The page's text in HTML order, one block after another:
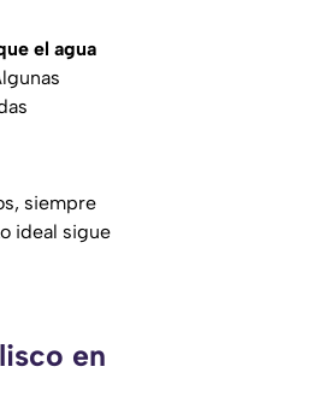
el agua
siempre
ideal sigue
en